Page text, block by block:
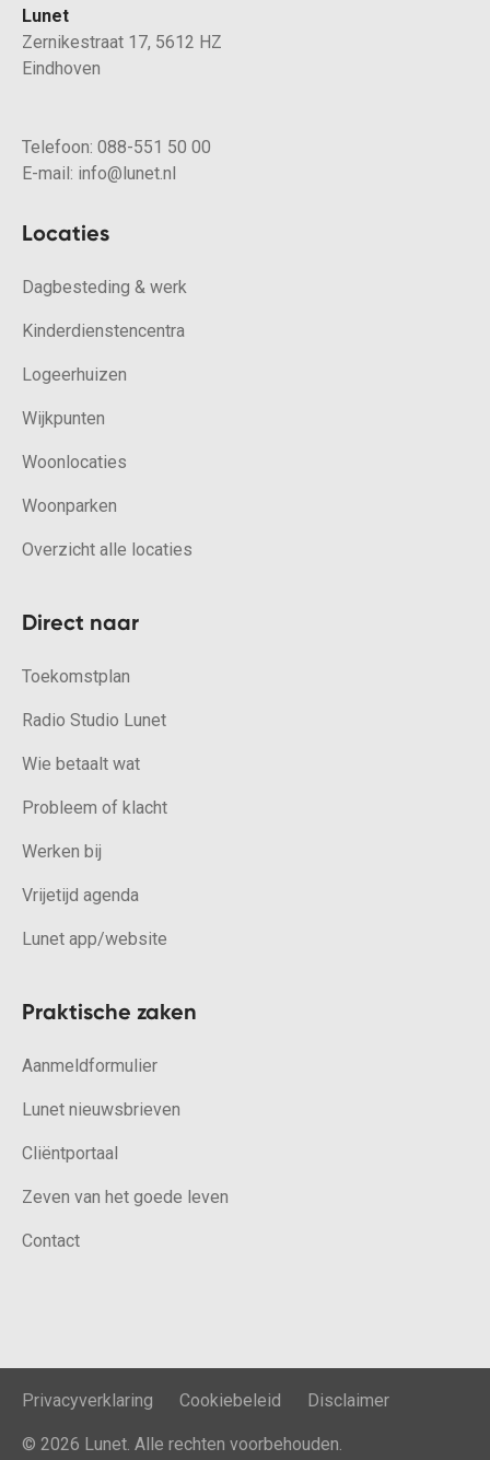
Lunet
Zernikestraat 17, 5612 HZ
Eindhoven
Telefoon: 088-551 50 00
E-mail: info@lunet.nl
Locaties
Dagbesteding & werk
Kinderdienstencentra
Logeerhuizen
Wijkpunten
Woonlocaties
Woonparken
Overzicht alle locaties
Direct naar
Toekomstplan
Radio Studio Lunet
Wie betaalt wat
Probleem of klacht
Werken bij
Vrijetijd agenda
Lunet app/website
Praktische zaken
Aanmeldformulier
Lunet nieuwsbrieven
Cliëntportaal
Zeven van het goede leven
Contact
© 2026 Lunet. Alle rechten voorbehouden.
Privacyverklaring Cookiebeleid Disclaimer